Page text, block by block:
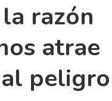
razón
atrae
peligro